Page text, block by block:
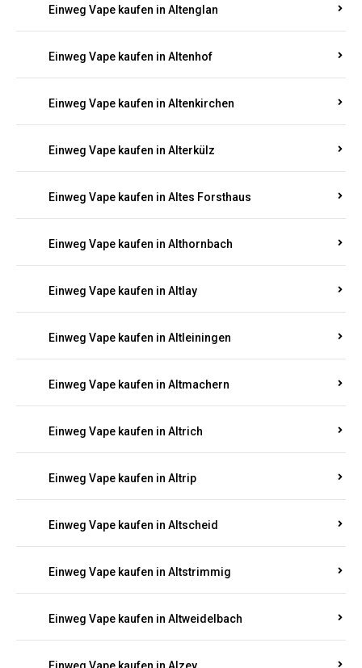
Einweg Vape kaufen in Altenglan
Einweg Vape kaufen in Altenhof
Einweg Vape kaufen in Altenkirchen
Einweg Vape kaufen in Alterkülz
Einweg Vape kaufen in Altes Forsthaus
Einweg Vape kaufen in Althornbach
Einweg Vape kaufen in Altlay
Einweg Vape kaufen in Altleiningen
Einweg Vape kaufen in Altmachern
Einweg Vape kaufen in Altrich
Einweg Vape kaufen in Altrip
Einweg Vape kaufen in Altscheid
Einweg Vape kaufen in Altstrimmig
Einweg Vape kaufen in Altweidelbach